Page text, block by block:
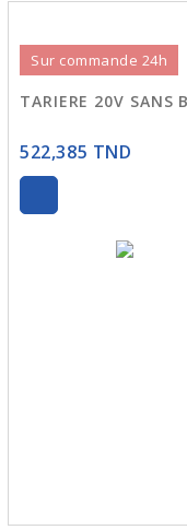
Sur commande 24h
522,385 TND